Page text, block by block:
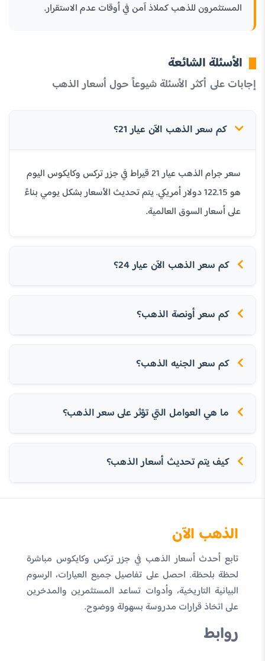
المستثمرون للذهب كملاذ آمن في أوقات عدم الاستقرار.
الأسئلة الشائعة
إجابات على أكثر الأسئلة شيوعاً حول أسعار الذهب
كم سعر الذهب الآن عيار 21؟
سعر جرام الذهب عيار 21 قيراط في جزر تركس وكايكوس اليوم
هو 122.15 دولار أمريكي. يتم تحديث الأسعار بشكل يومي بناءً
على أسعار السوق العالمية.
كم سعر الذهب الآن عيار 24؟
كم سعر أونصة الذهب؟
كم سعر الجنيه الذهب؟
ما هي العوامل التي تؤثر على سعر الذهب؟
كيف يتم تحديث أسعار الذهب؟
الذهب الآن
تابع أحدث أسعار الذهب في جزر تركس وكايكوس مباشرة
لحظة بلحظة. احصل على تفاصيل جميع العيارات، الرسوم
البيانية التاريخية، وأدوات تساعد المستثمرين والمدخرين
على اتخاذ قرارات مدروسة بسهولة ووضوح.
روابط